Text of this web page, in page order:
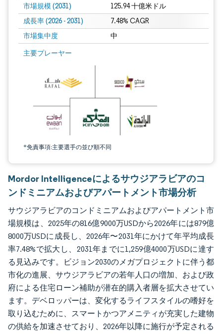
市場規模 (2031) 125.94 十億米ドル
成長率 (2026 - 2031) 7.48% CAGR
市場集中度 中
主要プレーヤー
*免責事項:主要選手の並び順不同
画像 © Mordor Intelligence。再利用にはCC BY 4.0の表示が必要です。
Mordor Intelligenceによるサウジアラビアのコ
ンドミニアムおよびアパートメント市場分析
サウジアラビアのコンドミニアムおよびアパートメント市
場規模は、2025年の816億9000万USDから2026年には879億
8000万USDに成長し、2026年〜2031年にかけて年平均成長
率7.48%で拡大し、2031年までに1,259億4000万USDに達す
る見込みです。ビジョン2030のメガプロジェクトに伴う都
市化の進展、サウジアラビアの若年人口の増加、および政
府による住宅ローン補助が潜在的購入者層を拡大させてい
ます。デベロッパーは、変化するライフスタイルの嗜好を
取り込むために、スマートかつアメニティが充実した建物
の供給を加速させており、2026年以降に施行が予定される